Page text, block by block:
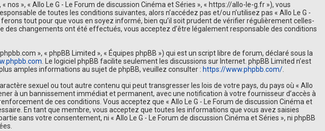
nos », « Allo Le G - Le Forum de discussion Cinéma et Séries », « https://allo-le-g.fr »), vous
de toutes les conditions suivantes, alors n’accédez pas et/ou n’utilisez pas « Allo Le G -
tout pour que vous en soyez informé, bien qu’il soit prudent de vérifier régulièrement celles-
des changements ont été effectués, vous acceptez d’être légalement responsable des conditions
», « phpBB Limited », « Équipes phpBB ») qui est un script libre de forum, déclaré sous la
. Le logiciel phpBB facilite seulement les discussions sur Internet. phpBB Limited n’est
amples informations au sujet de phpBB, veuillez consulter : https://www.phpbb.com/
sexuel ou tout autre contenu qui peut transgresser les lois de votre pays, du pays où « Allo
à un bannissement immédiat et permanent, avec une notification à votre fournisseur d’accès à
de ces conditions. Vous acceptez que « Allo Le G - Le Forum de discussion Cinéma et
En tant que membre, vous acceptez que toutes les informations que vous avez saisies
sans votre consentement, ni « Allo Le G - Le Forum de discussion Cinéma et Séries », ni phpBB